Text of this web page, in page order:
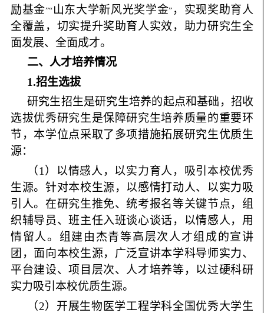
励基金”“山东大学新风光奖学金” ，实现奖助育人
全覆盖，切实提升奖助育人实效，助力研究生全
面发展、全面成才。
二、人才培养情况
1.招生选拔
研究生招生是研究生培养的起点和基础，招收
选拔优秀研究生是保障研究生培养质量的重要环
节，本学位点采取了多项措施拓展研究生优质生
源：
（1 ）以情感人，以实力育人，吸引本校优秀
生源。针对本校生源，以感情打动人、以实力吸
引人。在研究生推免、统考报名等关键节点，组
织辅导员、班主任入班谈心谈话，以情感人，用
情留人。组建由杰青等高层次人才组成的宣讲
团，面向本校生源，广泛宣讲本学科导师实力、
平台建设、项目层次、人才培养等，以过硬科研
实力吸引本校优质生源。
（2）开展生物医学工程学科全国优秀大学生